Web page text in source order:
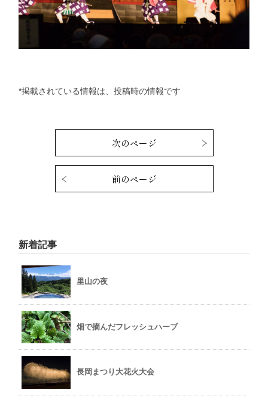
*掲載されている情報は、投稿時の情報です
次のページ
前のページ
新着記事
里山の夜
畑で摘んだフレッシュハーブ
長岡まつり大花火大会